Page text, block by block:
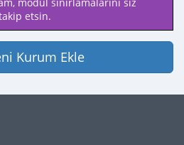
etsin.
Kurum Ekle